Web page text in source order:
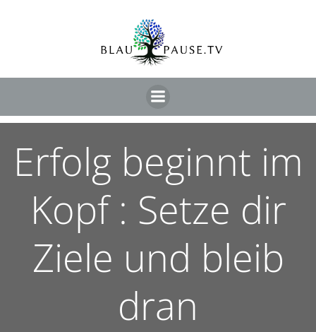
Erfolg beginnt im
Kopf : Setze dir
Ziele und bleib
dran